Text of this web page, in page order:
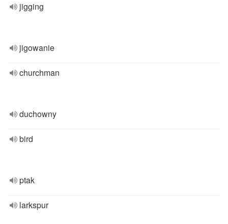
jigging
jigowanie
churchman
duchowny
bird
ptak
larkspur